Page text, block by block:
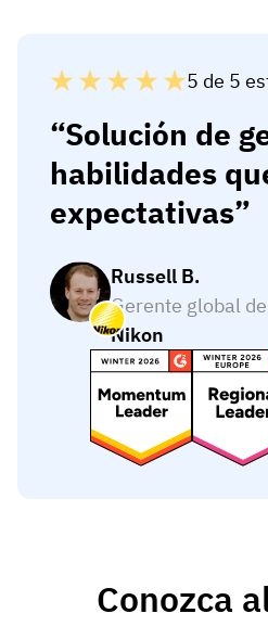
5 de 5
Solución de
habilidades
expectativas
Russell B.
Gerente global
Nikon
Conozca